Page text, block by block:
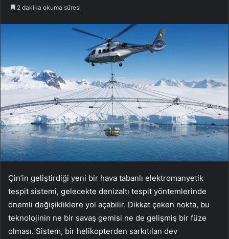
2 dakika okuma süresi
Çin’in geliştirdiği yeni bir hava tabanlı elektromanyetik
tespit sistemi, gelecekte denizaltı tespit yöntemlerinde
önemli değişikliklere yol açabilir. Dikkat çeken nokta, bu
teknolojinin ne bir savaş gemisi ne de gelişmiş bir füze
olması. Sistem, bir helikopterden sarkıtılan dev